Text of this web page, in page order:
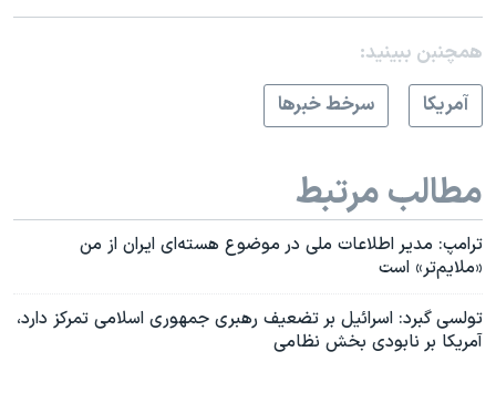
همچنبن ببینید:
آمريکا
سرخط خبرها
مطالب مرتبط
ترامپ: مدیر اطلاعات ملی در موضوع هسته‌ای ایران از من
«ملایم‌تر» است
تولسی گبرد: اسرائیل بر تضعیف رهبری جمهوری اسلامی تمرکز دارد،
آمریکا بر نابودی بخش نظامی